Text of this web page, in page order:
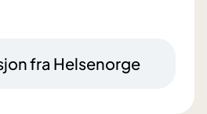
fra Helsenorge